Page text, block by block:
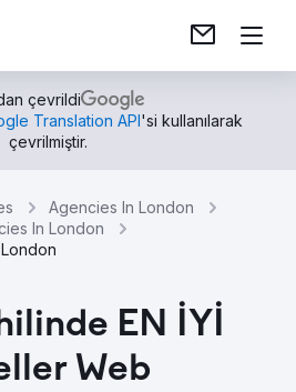
çevrildi
Translation API'si kullanılarak
çevrilmiştir.
Agencies In London
In London
EN İYİ
Web